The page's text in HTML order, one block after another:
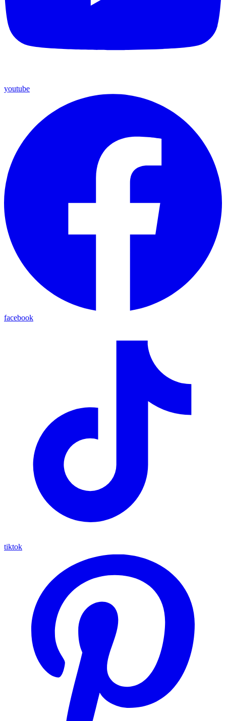
youtube
facebook
tiktok